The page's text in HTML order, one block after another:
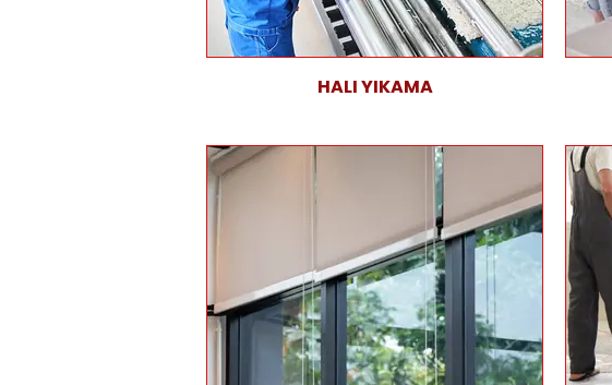
HALI YIKAMA